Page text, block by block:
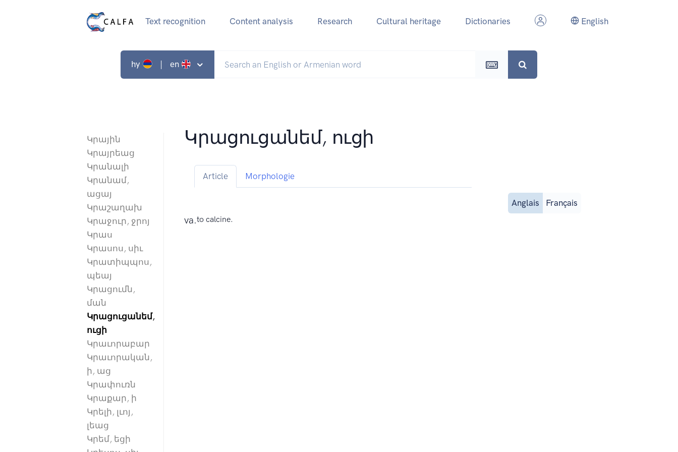
Text recognition Content analysis Research Cultural heritage Dictionaries English
hy | en
Կրային
Կրայրեաց
Կրանալի
Կրանամ,
ացայ
Կրաշաղախ
Կրաջուր, ջրոյ
Կրաս
Կրասոս, սիւ
Կրատիպպոս,
պեայ
Կրացումն,
ման
Կրացուցանեմ,
ուցի
Կրաւորաբար
Կրաւորական,
ի, աց
Կրափուռն
Կրաքար, ի
Կրելի, լւոյ,
լեաց
Կրեմ, եցի
Կրացուցանեմ, ուցի
Article Morphologie
Anglais Français
va.to calcine.